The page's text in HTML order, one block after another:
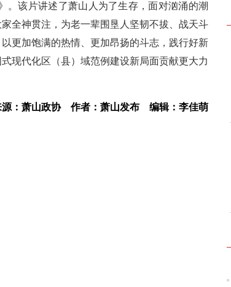
。该片讲述了萧山人为了生存，面对汹涌的潮
全神贯注，为老一辈围垦人坚韧不拔、战天斗
更加饱满的热情、更加昂扬的斗志，践行好新
现代化区（县）域范例建设新局面贡献更大力
源：萧山政协 作者：萧山发布 编辑：李佳萌